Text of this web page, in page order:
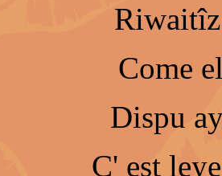
Come
Dispu
C' est